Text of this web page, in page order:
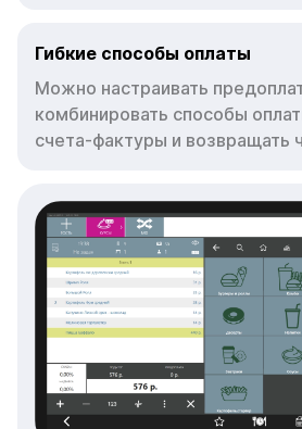
Гибкие способы оплаты
Можно настраивать
комбинировать способы
счета-фактуры и возвращать